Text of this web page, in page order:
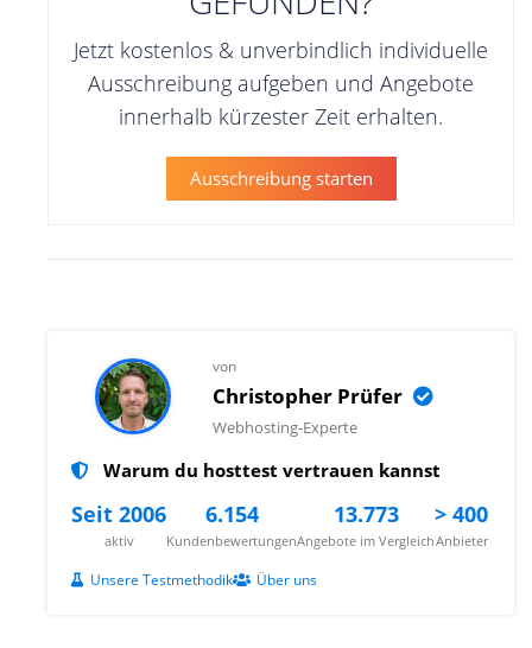
Jetzt kostenlos & unverbindlich individuelle
Ausschreibung aufgeben und Angebote
innerhalb kürzester Zeit erhalten.
Ausschreibung starten
von
Christopher Prüfer
Webhosting-Experte
Warum du hosttest vertrauen kannst
Seit 2006
aktiv
6.154
Kundenbewertungen
13.773
Angebote im Vergleich
> 400
Anbieter
Unsere Testmethodik Über uns